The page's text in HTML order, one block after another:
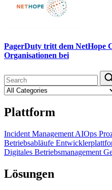
PagerDuty tritt dem NetHope
Organisationen bei
Plattform
Incident Management AIOps
Betriebsabläufe
Digitales Betriebsmanagement
Lösungen